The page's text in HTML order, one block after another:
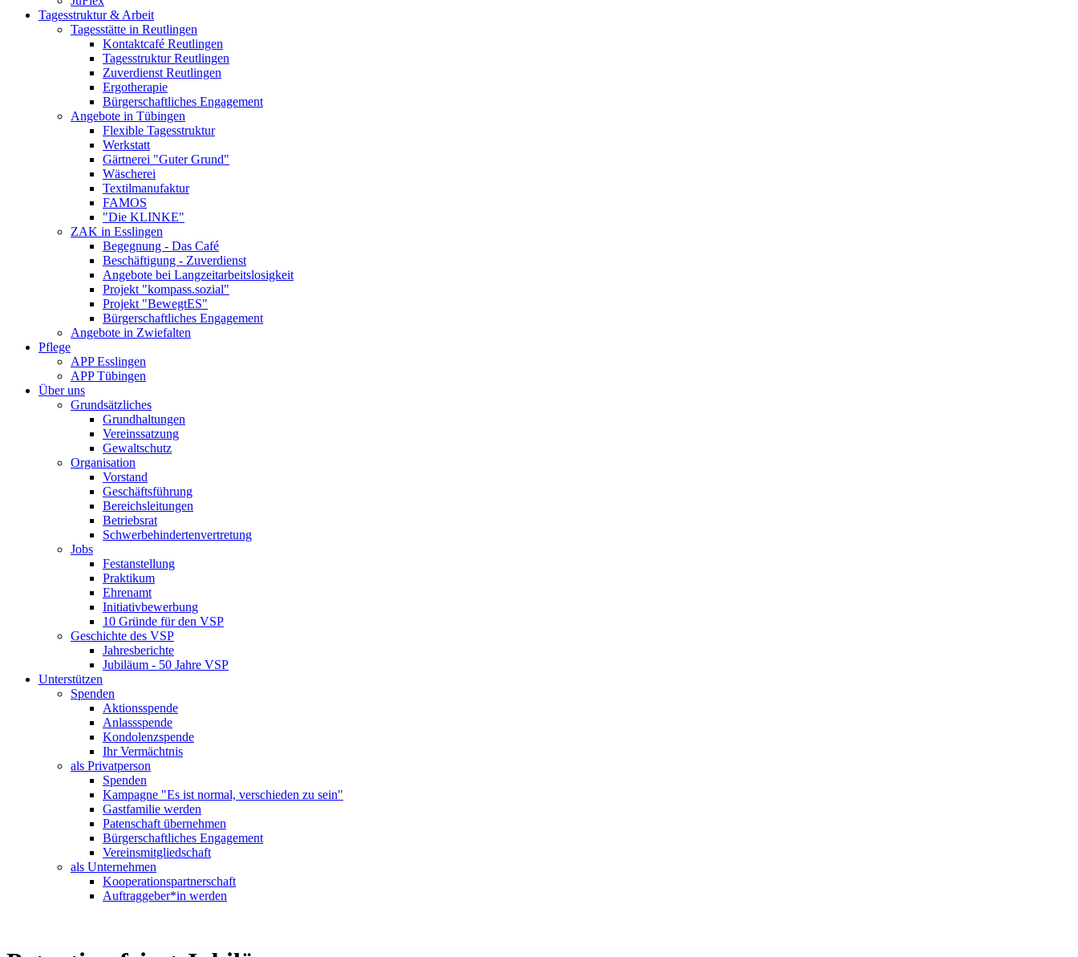
Tagesstruktur & Arbeit
Tagesstätte in Reutlingen
Kontaktcafé Reutlingen
Tagesstruktur Reutlingen
Zuverdienst Reutlingen
Ergotherapie
Bürgerschaftliches Engagement
Angebote in Tübingen
Flexible Tagesstruktur
Werkstatt
Gärtnerei "Guter Grund"
Wäscherei
Textilmanufaktur
FAMOS
"Die KLINKE"
ZAK in Esslingen
Begegnung - Das Café
Beschäftigung - Zuverdienst
Angebote bei Langzeitarbeitslosigkeit
Projekt "kompass.sozial"
Projekt "BewegtES"
Bürgerschaftliches Engagement
Angebote in Zwiefalten
Pflege
APP Esslingen
APP Tübingen
Über uns
Grundsätzliches
Grundhaltungen
Vereinssatzung
Gewaltschutz
Organisation
Vorstand
Geschäftsführung
Bereichsleitungen
Betriebsrat
Schwerbehindertenvertretung
Jobs
Festanstellung
Praktikum
Ehrenamt
Initiativbewerbung
10 Gründe für den VSP
Geschichte des VSP
Jahresberichte
Jubiläum - 50 Jahre VSP
Unterstützen
Spenden
Aktionsspende
Anlassspende
Kondolenzspende
Ihr Vermächtnis
als Privatperson
Spenden
Kampagne "Es ist normal, verschieden zu sein"
Gastfamilie werden
Patenschaft übernehmen
Bürgerschaftliches Engagement
Vereinsmitgliedschaft
als Unternehmen
Kooperationspartnerschaft
Auftraggeber*in werden